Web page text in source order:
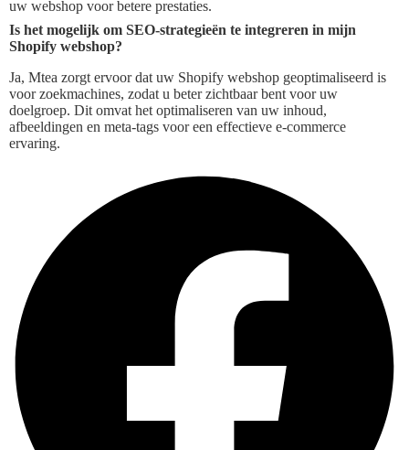
uw webshop voor betere prestaties.
Is het mogelijk om SEO-strategieën te integreren in mijn
Shopify webshop?
Ja, Mtea zorgt ervoor dat uw Shopify webshop geoptimaliseerd is
voor zoekmachines, zodat u beter zichtbaar bent voor uw
doelgroep. Dit omvat het optimaliseren van uw inhoud,
afbeeldingen en meta-tags voor een effectieve e-commerce
ervaring.